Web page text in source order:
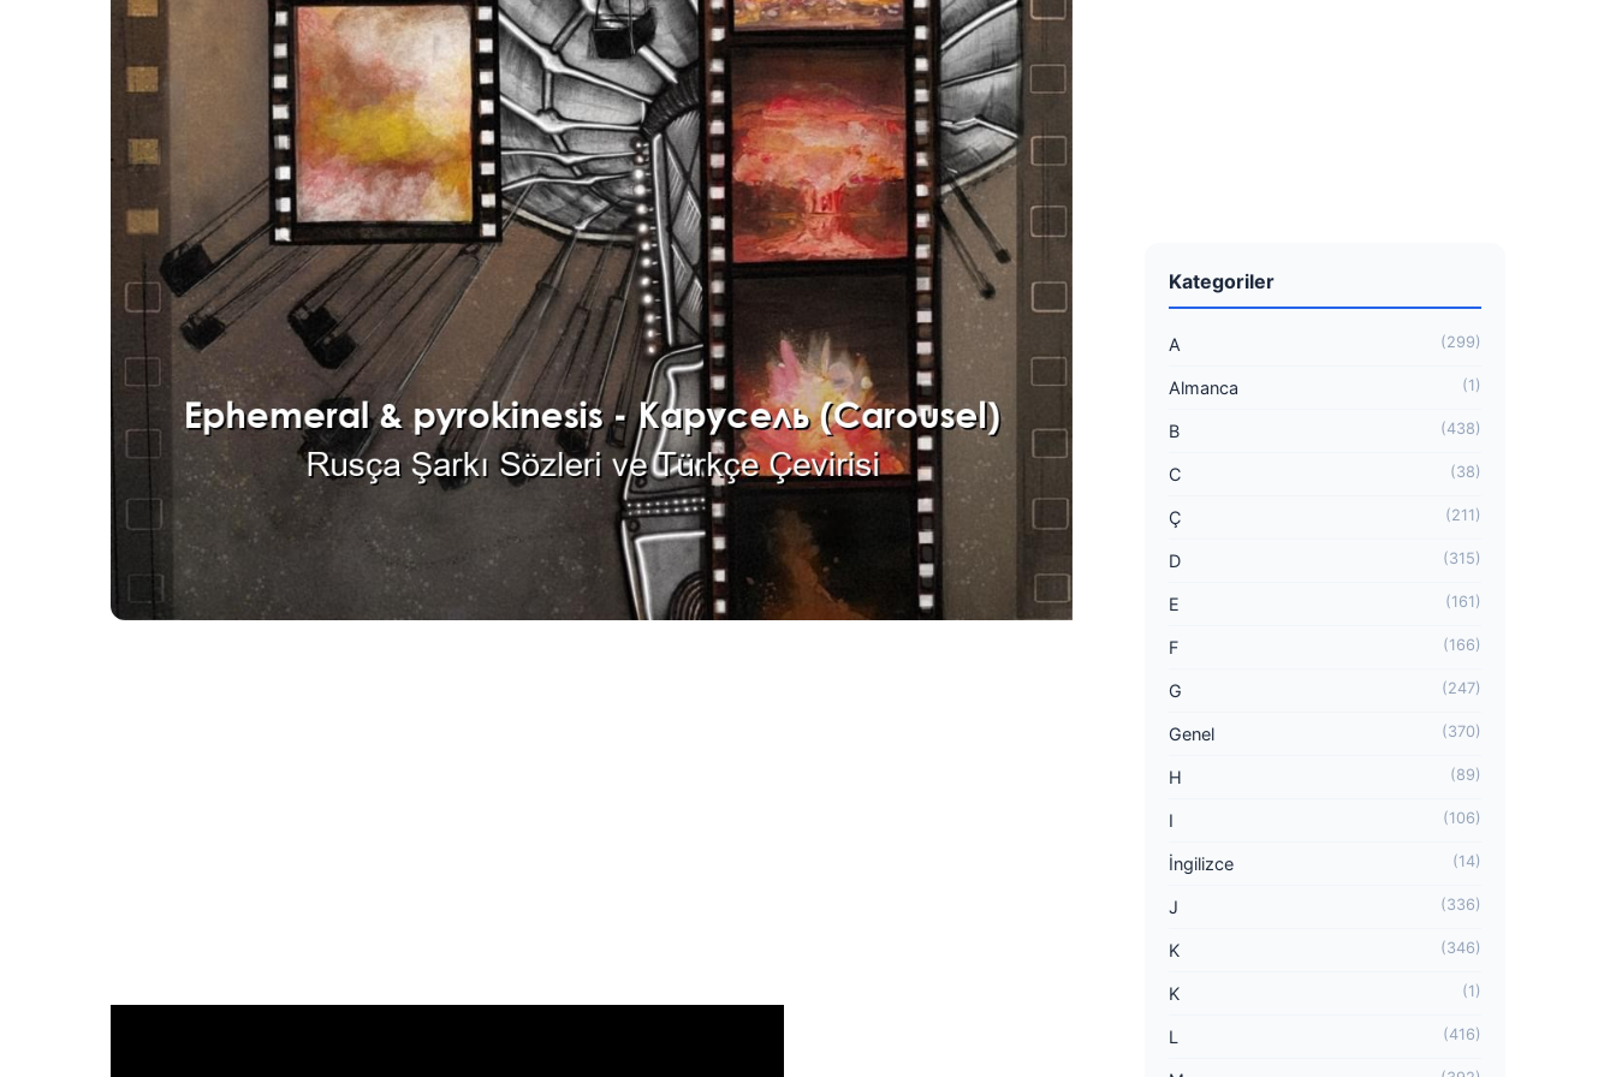
Kategoriler
A (299)
Almanca (1)
B (438)
C (38)
Ç (211)
D (315)
E (161)
F (166)
G (247)
Genel (370)
H (89)
I (106)
İngilizce (14)
J (336)
K (346)
K (1)
L (416)